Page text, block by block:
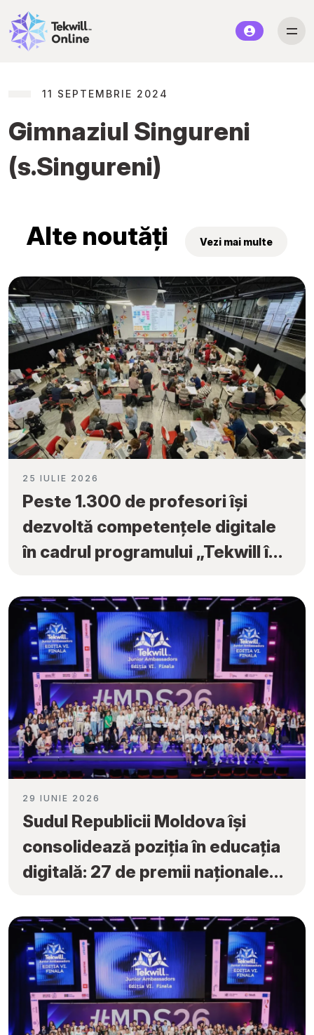
11 SEPTEMBRIE 2024
Gimnaziul Singureni
(s.Singureni)
Alte noutăți Vezi mai multe
25 IULIE 2026
Peste 1.300 de profesori își
dezvoltă competențele digitale
în cadrul programului „Tekwill în
29 IUNIE 2026
Sudul Republicii Moldova își
consolidează poziția în educația
digitală: 27 de premii naționale
Ambassadors”